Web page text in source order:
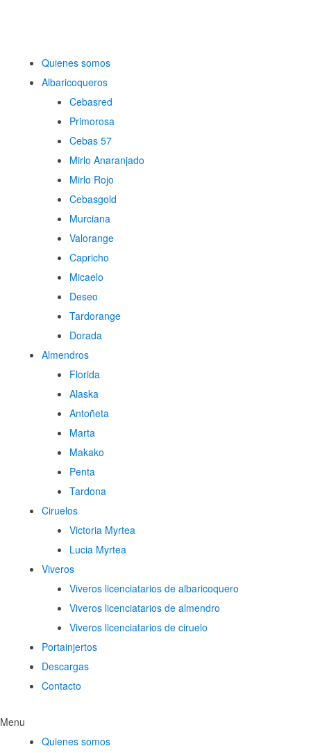
Quienes somos
Albaricoqueros
Cebasred
Primorosa
Cebas 57
Mirlo Anaranjado
Mirlo Rojo
Cebasgold
Murciana
Valorange
Capricho
Micaelo
Deseo
Tardorange
Dorada
Almendros
Florida
Alaska
Antoñeta
Marta
Makako
Penta
Tardona
Ciruelos
Victoria Myrtea
Lucia Myrtea
Viveros
Viveros licenciatarios de albaricoquero​
Viveros licenciatarios de almendro​
Viveros licenciatarios de ciruelo
Portainjertos
Descargas
Contacto
Menu
Quienes somos